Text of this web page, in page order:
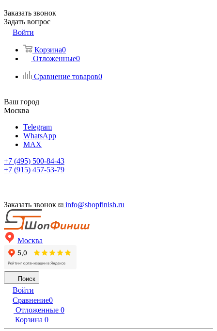
Заказать звонок
Задать вопрос
Войти
Корзина0
Отложенные0
Сравнение товаров0
Ваш город
Москва
Telegram
WhatsApp
MAX
+7 (495) 500-84-43
+7 (915) 457-53-79
Заказать звонок info@shopfinish.ru
Москва
Поиск
Войти
Сравнение0
Отложенные 0
Корзина 0